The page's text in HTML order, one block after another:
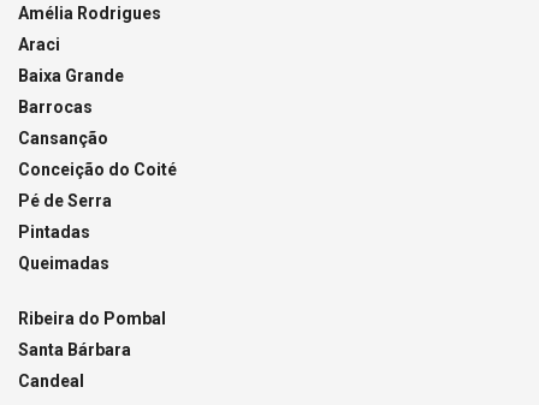
Amélia Rodrigues
Araci
Baixa Grande
Barrocas
Cansanção
Conceição do Coité
Pé de Serra
Pintadas
Queimadas
Ribeira do Pombal
Santa Bárbara
Candeal